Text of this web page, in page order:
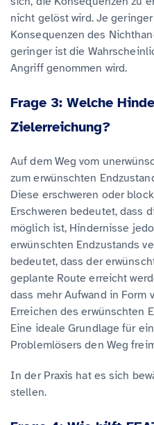
nicht gelöst wird. Je
Konsequenzen des
geringer ist die
Angriff genommen wird.
Frage 3: Welche
Zielerreichung?
Auf dem Weg vom
zum erwünschten
Diese erschweren oder
Erschweren bedeutet, dass
möglich ist, Hindernisse
erwünschten Endzustands
bedeutet, dass der
geplante Route erreicht
dass mehr Aufwand in Form
Erreichen des erwünschten
Eine ideale Grundlage für
Problemlösers den Weg
In der Praxis hat es sich
stellen.